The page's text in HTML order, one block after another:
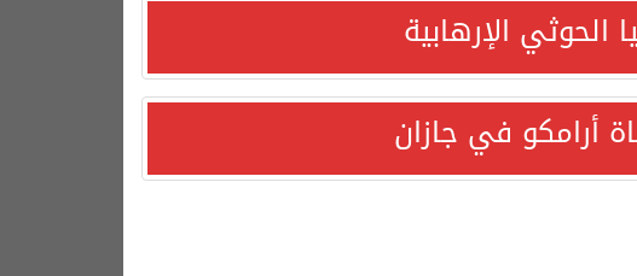
والجمهورية التركية وجمهورية باكستان الإسلامية.
الإرهابية
أرامكو في جازان